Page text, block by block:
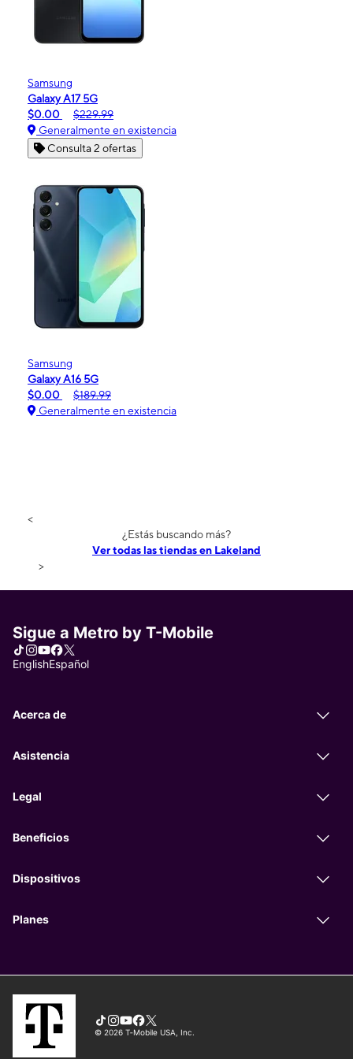
Samsung
Galaxy A17 5G
$0.00
$229.99
Generalmente en existencia
Consulta 2 ofertas
Samsung
Galaxy A16 5G
$0.00
$189.99
Generalmente en existencia
<
¿Estás buscando más?
Ver todas las tiendas en Lakeland
>